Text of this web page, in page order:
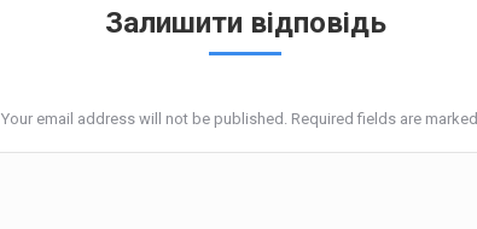
Залишити відповідь
Your email address will not be published. Required fields are marked